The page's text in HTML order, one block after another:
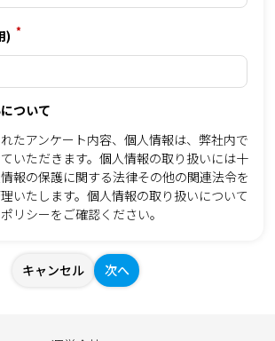
) *
ついて
たアンケート内容、個人情報は、弊社内で
いただきます。個人情報の取り扱いには十
報の保護に関する法律その他の関連法令を
いたします。個人情報の取り扱いについて
リシーをご確認ください。